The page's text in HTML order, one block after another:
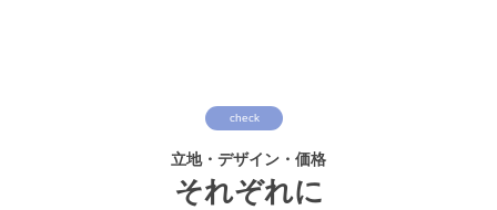
check
立地・デザイン・価格
それぞれに